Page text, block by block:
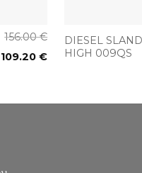
156.00€
109.20€
DIESEL
HIGH 009QS